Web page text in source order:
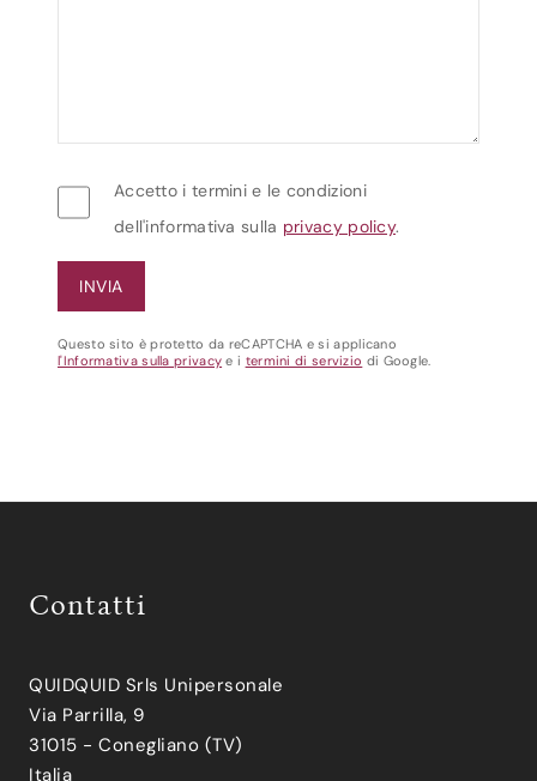
Accetto i termini e le condizioni
dell'informativa sulla privacy policy.
Questo sito è protetto da reCAPTCHA e si applicano
l'Informativa sulla privacy e i termini di servizio di Google.
Contatti
QUIDQUID Srls Unipersonale
Via Parrilla, 9
31015 - Conegliano (TV)
Italia